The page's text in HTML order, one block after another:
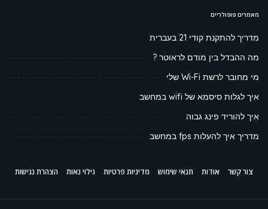
מאמרים פופולריים
מדריך להתקנת קודי 21 בעברית
מה ההבדל בין מודם לראוטר ?
מי מחובר לרשת Wi-Fi שלי
איך לגלות סיסמא של wifi במחשב
איך להוריד פינג גבוה
מדריך איך להעלות fps במחשב
צור קשר אודות תנאי שימוש מדיניות פרטיות גילוי נאות הצהרת נגישות